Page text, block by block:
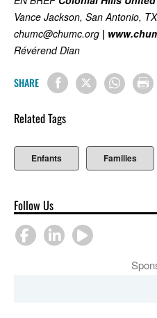
Vance Jackson, San Antonio,
chumc@chumc.org |
Révérend Dian
SHARE
Related Tags
Enfants Families
Follow Us